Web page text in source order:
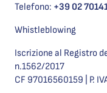
Telefono: +39 02
Whistleblowing
Iscrizione al Registro
n.1562/2017
CF 97016560159 | P.